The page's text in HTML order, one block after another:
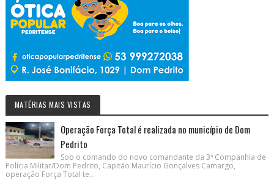
MATÉRIAS MAIS VISTAS
Operação Força Total é realizada no município de Dom
Pedrito
Sob o comando do novo comandante da 3ª Companhia de
Polícia Militar/Dom Pedrito, Capitão Maurício Gonçalves Camargo,
operação Força Total te...